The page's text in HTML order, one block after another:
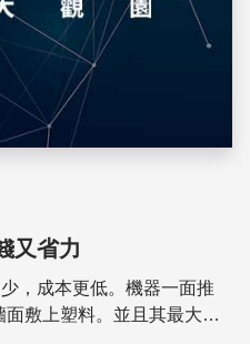
又省力
，成本更低。機器一面推
敷上塑料。並且其最大優